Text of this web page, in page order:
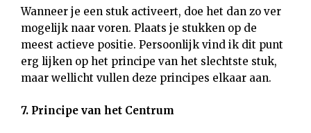
Wanneer je een stuk activeert, doe het dan zo ver
mogelijk naar voren. Plaats je stukken op de
meest actieve positie. Persoonlijk vind ik dit punt
erg lijken op het principe van het slechtste stuk,
maar wellicht vullen deze principes elkaar aan.
7. Principe van het Centrum